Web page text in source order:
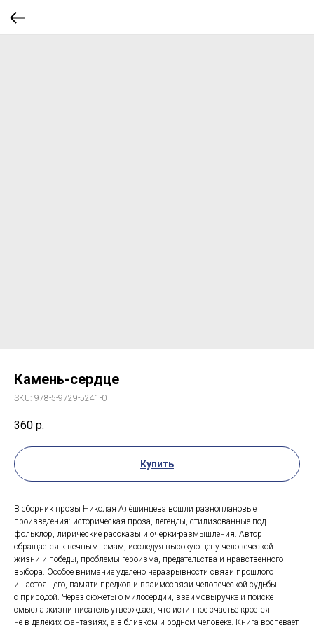
Камень-сердце
SKU: 978-5-9729-5241-0
360 р.
Купить
В сборник прозы Николая Алёшинцева вошли разноплановые
произведения: историческая проза, легенды, стилизованные под
фольклор, лирические рассказы и очерки-размышления. Автор
обращается к вечным темам, исследуя высокую цену человеческой
жизни и победы, проблемы героизма, предательства и нравственного
выбора. Особое внимание уделено неразрывности связи прошлого
и настоящего, памяти предков и взаимосвязи человеческой судьбы
с природой. Через сюжеты о милосердии, взаимовыручке и поиске
смысла жизни писатель утверждает, что истинное счастье кроется
не в далеких фантазиях, а в близком и родном человеке. Книга воспевает